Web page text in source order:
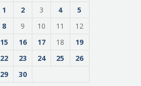
1
2 3 4
5
8 9 10 11
12
15 16 17 18
19
22 23 24 25
26
29 30